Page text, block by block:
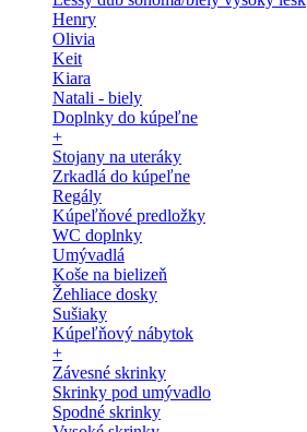
Henry
Olivia
Keit
Kiara
Natali - biely
Doplnky do kúpeľne
+
Stojany na uteráky
Zrkadlá do kúpeľne
Regály
Kúpeľňové predložky
WC doplnky
Umývadlá
Koše na bielizeň
Žehliace dosky
Sušiaky
Kúpeľňový nábytok
+
Závesné skrinky
Skrinky pod umývadlo
Spodné skrinky